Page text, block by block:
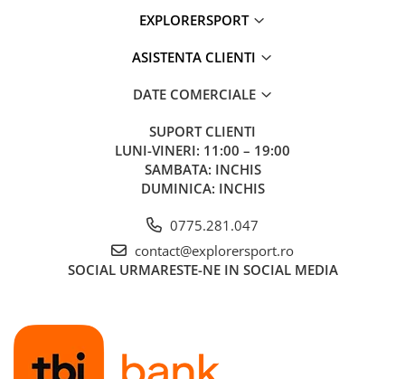
EXPLORERSPORT
ASISTENTA CLIENTI
DATE COMERCIALE
SUPORT CLIENTI
LUNI-VINERI: 11:00 – 19:00
SAMBATA: INCHIS
DUMINICA: INCHIS
0775.281.047
contact@explorersport.ro
SOCIAL URMARESTE-NE IN SOCIAL MEDIA